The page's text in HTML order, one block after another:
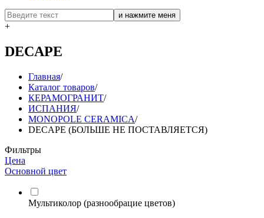
+
DECAPE
Главная/
Каталог товаров/
КЕРАМОГРАНИТ/
ИСПАНИЯ/
MONOPOLE CERAMICA/
DECAPE (БОЛЬШЕ НЕ ПОСТАВЛЯЕТСЯ)
Фильтры
Цена
Основной цвет
Мультиколор (разнообрацие цветов)